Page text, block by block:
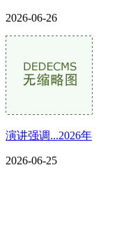
2026-06-26
演讲强调...2026年
2026-06-25